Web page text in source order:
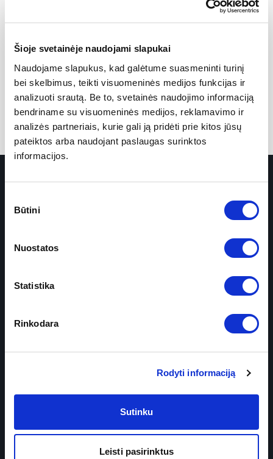
Šioje svetainėje naudojami slapukai
Naudojame slapukus, kad galėtume suasmeninti turinį
bei skelbimus, teikti visuomeninės medijos funkcijas ir
analizuoti srautą. Be to, svetainės naudojimo informaciją
bendriname su visuomeninės medijos, reklamavimo ir
analizės partneriais, kurie gali ją pridėti prie kitos jūsų
pateiktos arba naudojant paslaugas surinktos
informacijos.
pasirinkimas
Būtini
Nuostatos
Statistika
Rinkodara
Rodyti informaciją
Sutinku
Leisti pasirinktus
Kontaktai
Bariatrija